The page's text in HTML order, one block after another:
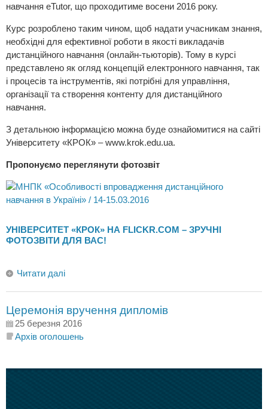
навчання eTutor, що проходитиме восени 2016 року.
Курс розроблено таким чином, щоб надати учасникам знання,
необхідні для ефективної роботи в якості викладачів
дистанційного навчання (онлайн-тьюторів). Тому в курсі
представлено як огляд концепцій електронного навчання, так
і процесів та інструментів, які потрібні для управління,
організації та створення контенту для дистанційного
навчання.
З детальною інформацією можна буде ознайомитися на сайті
Університету «КРОК» –www.krok.edu.ua.
Пропонуємо переглянути фотозвіт
УНІВЕРСИТЕТ «КРОК» НА FLICKR.COM – ЗРУЧНІ
ФОТОЗВІТИ ДЛЯ ВАС!
Читати далі
Церемонія вручення дипломів
25 березня 2016
Архів оголошень